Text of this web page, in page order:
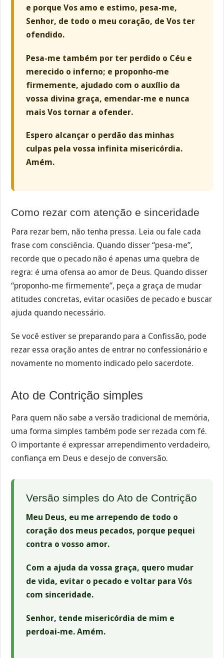
e porque Vos amo e estimo, pesa-me,
Senhor, de todo o meu coração, de Vos ter
ofendido.
Pesa-me também por ter perdido o Céu e
merecido o inferno; e proponho-me
firmemente, ajudado com o auxílio da
vossa divina graça, emendar-me e nunca
mais Vos tornar a ofender.
Espero alcançar o perdão das minhas
culpas pela vossa infinita misericórdia.
Amém.
Como rezar com atenção e sinceridade
Para rezar bem, não tenha pressa. Leia ou fale cada
frase com consciência. Quando disser “pesa-me”,
recorde que o pecado não é apenas uma quebra de
regra: é uma ofensa ao amor de Deus. Quando disser
“proponho-me firmemente”, peça a graça de mudar
atitudes concretas, evitar ocasiões de pecado e buscar
ajuda quando necessário.
Se você estiver se preparando para a Confissão, pode
rezar essa oração antes de entrar no confessionário e
novamente no momento indicado pelo sacerdote.
Ato de Contrição simples
Para quem não sabe a versão tradicional de memória,
uma forma simples também pode ser rezada com fé.
O importante é expressar arrependimento verdadeiro,
confiança em Deus e desejo de conversão.
Versão simples do Ato de Contrição
Meu Deus, eu me arrependo de todo o
coração dos meus pecados, porque pequei
contra o vosso amor.
Com a ajuda da vossa graça, quero mudar
de vida, evitar o pecado e voltar para Vós
com sinceridade.
Senhor, tende misericórdia de mim e
perdoai-me. Amém.